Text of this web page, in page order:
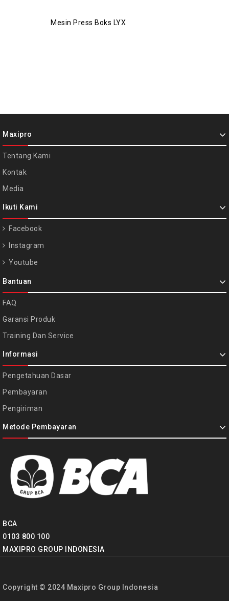
Mesin Press Boks LYX
Maxipro
Tentang Kami
Kontak
Media
Ikuti Kami
Facebook
Instagram
Youtube
Bantuan
FAQ
Garansi Produk
Training Dan Service
Informasi
Pengetahuan Dasar
Pembayaran
Pengiriman
Metode Pembayaran
BCA
0103 800 100
MAXIPRO GROUP INDONESIA
Copyright © 2024 Maxipro Group Indonesia